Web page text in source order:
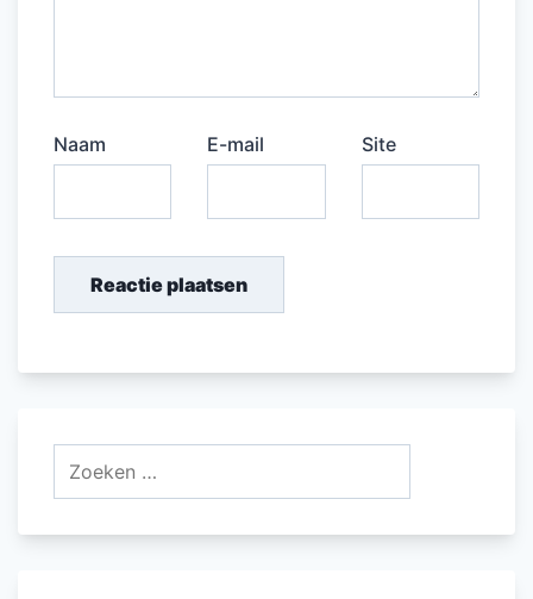
Naam E-mail Site
Zoeken